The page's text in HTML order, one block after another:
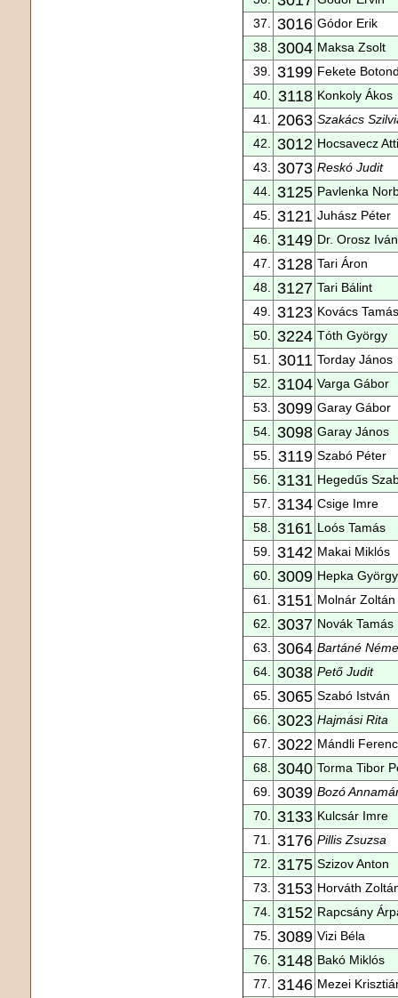
37.
3016 Gódor Erik
38.
3004 Maksa Zsolt
39.
3199 Fekete
40.
3118 Konkoly Ákos
41.
2063 Szakács
42.
3012 Hocsavecz
43.
3073 Reskó Judit
44.
3125 Pavlenka
45.
3121 Juhász Péter
46.
3149 Dr. Orosz Iván
47.
3128 Tari Áron
48.
3127 Tari Bálint
49.
3123 Kovács Tamás
50.
3224 Tóth György
51.
3011 Torday János
52.
3104 Varga Gábor
53.
3099 Garay Gábor
54.
3098 Garay János
55.
3119 Szabó Péter
56.
3131 Hegedűs
57.
3134 Csige Imre
58.
3161 Loós Tamás
59.
3142 Makai Miklós
60.
3009 Hepka György
61.
3151 Molnár Zoltán
62.
3037 Novák Tamás
63.
3064 Bartáné
64.
3038 Pető Judit
65.
3065 Szabó István
66.
3023 Hajmási Rita
67.
3022 Mándli Ferenc
68.
3040 Torma Tibor
69.
3039 Bozó
70.
3133 Kulcsár Imre
71.
3176 Pillis Zsuzsa
72.
3175 Szizov Anton
73.
3153 Horváth
74.
3152 Rapcsány
75.
3089 Vizi Béla
76.
3148 Bakó Miklós
77.
3146 Mezei